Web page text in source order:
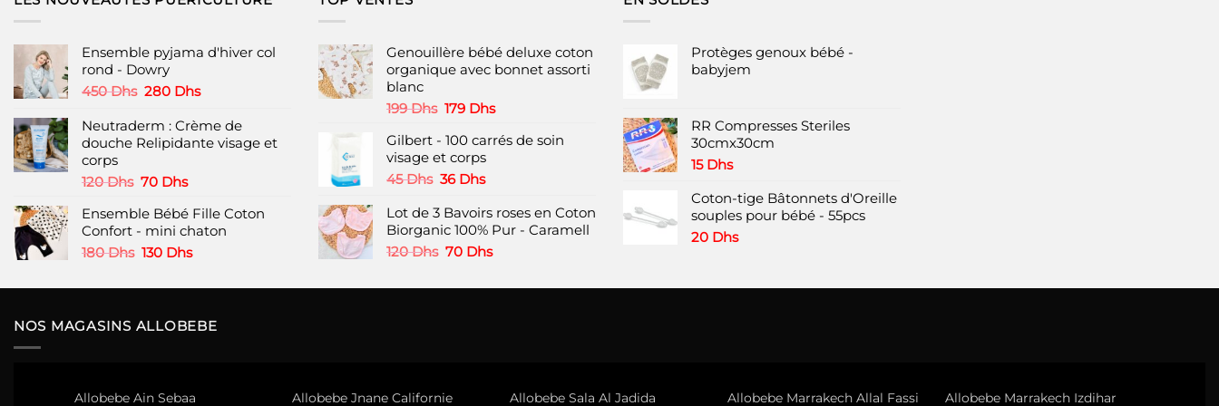
Ensemble pyjama d'hiver col
rond - Dowry
450Dhs Le
initial
était :
280 DhsLe
actuel
est :
Neutraderm : Crème de
douche Relipidante visage et
corps
120Dhs Le
initial
était :
120 Dhs.
70 DhsLe
actuel
est :
70 Dhs.
Ensemble Bébé Fille Coton
Confort - mini chaton
180Dhs Le
initial
180 Dhs.
130 DhsLe
actuel
130 Dhs.
Genouillère bébé deluxe coton
organique avec bonnet assorti
blanc
199Dhs Le
initial
était :
199 Dhs.
179 DhsLe
actuel
Gilbert - 100 carrés de soin
visage et corps
45Dhs Le
initial
était :
45 Dhs.
36 DhsLe
actuel
est :
36 Dhs.
Lot de 3 Bavoirs roses en Coton
Biorganic 100% Pur - Caramell
120Dhs Le
initial
70 DhsLe
actuel
Protèges genoux bébé -
babyjem
RR Compresses Steriles
30cmx30cm
15 Dhs
Coton-tige Bâtonnets d'Oreille
souples pour bébé - 55pcs
20 Dhs
NOS MAGASINS ALLOBEBE
Allobebe Ain Sebaa Allobebe Jnane Californie Allobebe Sala Al Jadida Allobebe Marrakech Allal Fassi Allobebe Marrakech Izdihar